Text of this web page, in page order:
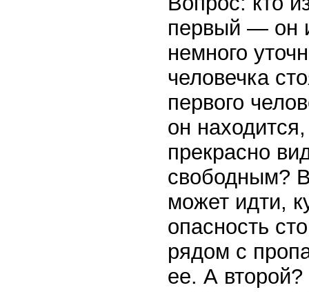
первый — он
немного
человечка
первого
он
прекрасно
свободным?
может идти,
опасность
рядом с
ее. А